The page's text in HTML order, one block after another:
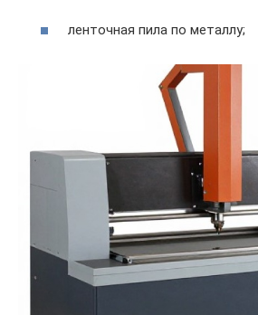
ленточная пила по металлу;